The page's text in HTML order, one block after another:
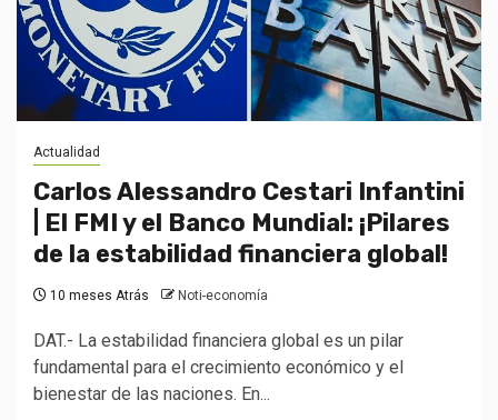
Actualidad
Carlos Alessandro Cestari Infantini
| El FMI y el Banco Mundial: ¡Pilares
de la estabilidad financiera global!
10 meses Atrás Noti-economía
DAT.- La estabilidad financiera global es un pilar
fundamental para el crecimiento económico y el
bienestar de las naciones. En...